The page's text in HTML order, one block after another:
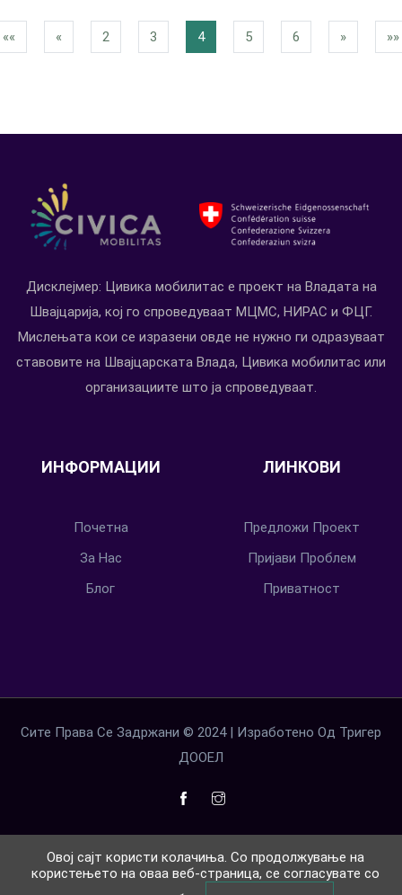
«« « 2 3 4 5 6 » »»
Дисклејмер: Цивика мобилитас е проект на Владата на
Швајцарија, кој го спроведуваат МЦМС, НИРАС и ФЦГ.
Мислењата кои се изразени овде не нужно ги одразуваат
ставовите на Швајцарската Влада, Цивика мобилитас или
организациите што ја спроведуваат.
ИНФОРМАЦИИ
Почетна
За Нас
Блог
ЛИНКОВИ
Предложи Проект
Пријави Проблем
Приватност
Сите Права Се Задржани © 2024 | Изработено Од Тригер
ДООЕЛ
Овој сајт користи колачиња. Со продолжување на
користењето на оваа веб-страница, се согласувате со